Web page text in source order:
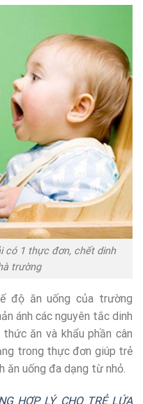
có 1 thực đơn, chết dinh
trường
độ ăn uống của trường
ánh các nguyên tắc dinh
ăn và khẩu phần cân
trong thực đơn giúp trẻ
ăn uống đa dạng từ nhỏ.
HỢP LÝ CHO TRẺ LỨA